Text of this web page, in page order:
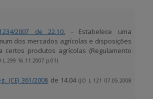
2007 de 22.10. - Estabelece uma
dos mercados agrícolas e disposições
certos produtos agrícolas (Regulamento
L 299 16.11.2007 p.01)
(CE) 361/2008de 14.04 (JO L 121 07.05.2008